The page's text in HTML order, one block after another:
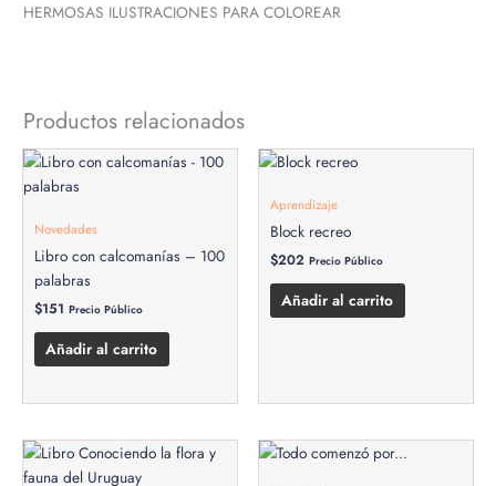
HERMOSAS ILUSTRACIONES PARA COLOREAR
Productos relacionados
Novedades
Libro con calcomanías – 100
palabras
$151 Precio Público
Añadir al carrito
Aprendizaje
Block recreo
$202 Precio Público
Añadir al carrito